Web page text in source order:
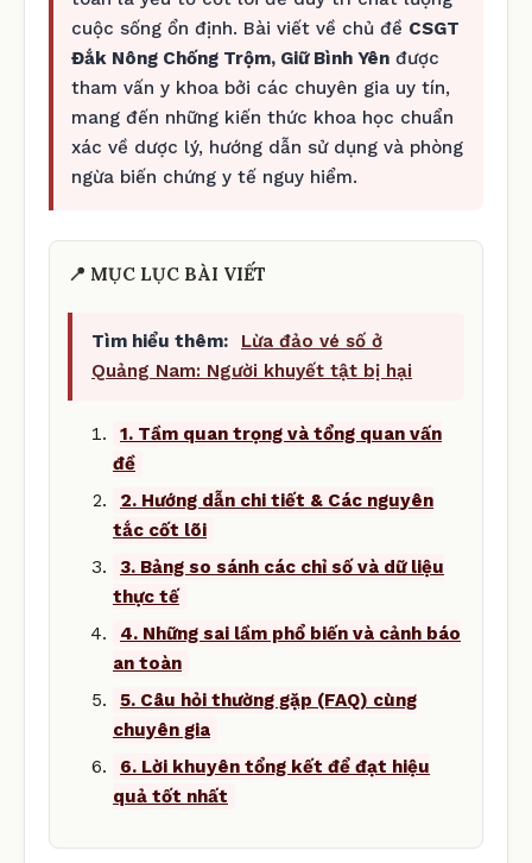
cuộc sống ổn định. Bài viết về chủ đề CSGT
Đắk Nông Chống Trộm, Giữ Bình Yên được
tham vấn y khoa bởi các chuyên gia uy tín,
mang đến những kiến thức khoa học chuẩn
xác về dược lý, hướng dẫn sử dụng và phòng
ngừa biến chứng y tế nguy hiểm.
📍 MỤC LỤC BÀI VIẾT
Tìm hiểu thêm:
Lừa đảo vé số ở
Quảng Nam: Người khuyết tật bị hại
1. Tầm quan trọng và tổng quan vấn
đề
2. Hướng dẫn chi tiết & Các nguyên
tắc cốt lõi
3. Bảng so sánh các chỉ số và dữ liệu
thực tế
4. Những sai lầm phổ biến và cảnh báo
an toàn
5. Câu hỏi thường gặp (FAQ) cùng
chuyên gia
6. Lời khuyên tổng kết để đạt hiệu
quả tốt nhất